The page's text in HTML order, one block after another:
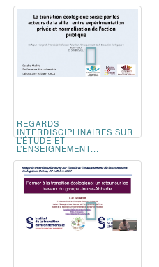
REGARDS
INTERDISCIPLINAIRES SUR
L’ÉTUDE ET
L’ENSEIGNEMENT...